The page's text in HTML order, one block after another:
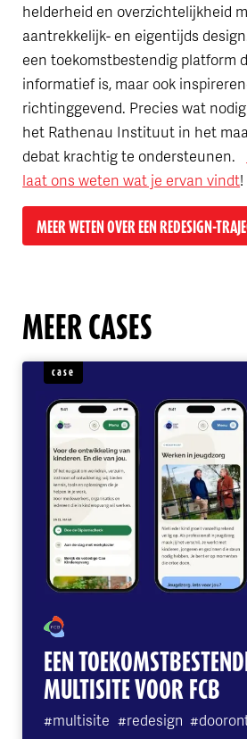
helderheid en overzichtelijkheid
aantrekkelijk- en eigentijds
een toekomstbestendig platform
informatief is, maar ook
richtinggevend. Precies wat
het Rathenau Instituut in het
debat krachtig te ondersteunen.
laat ons weten wat je ervan vindt!
MEER WETEN OVER EEN REDESIGN-
MEER CASES
case
EEN
MULTISITE VOOR FCB
#multisite #redesign